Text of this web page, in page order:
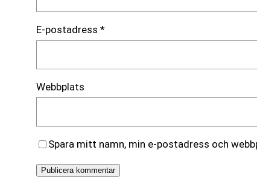
E-postadress *
Webbplats
Spara mitt namn, min e-postadress och